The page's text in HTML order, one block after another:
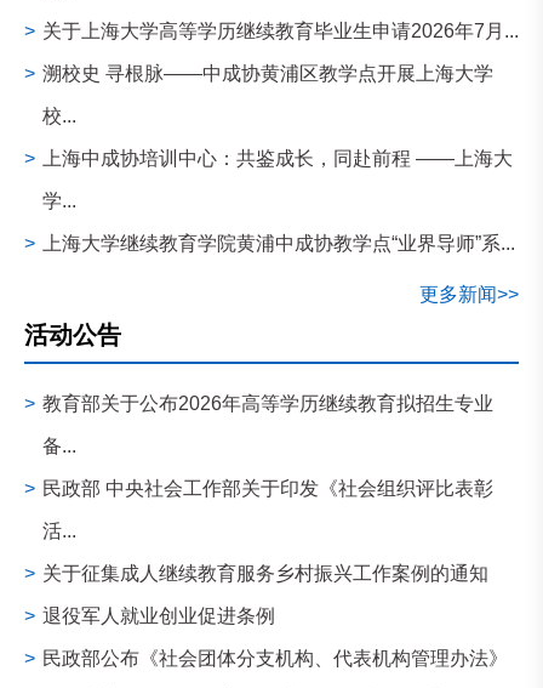
> 关于上海大学高等学历继续教育毕业生申请2026年7月...
> 溯校史 寻根脉——中成协黄浦区教学点开展上海大学
校...
> 上海中成协培训中心：共鉴成长，同赴前程 ——上海大
学...
> 上海大学继续教育学院黄浦中成协教学点“业界导师”系...
更多新闻>>
活动公告
> 教育部关于公布2026年高等学历继续教育拟招生专业
备...
> 民政部 中央社会工作部关于印发《社会组织评比表彰
活...
> 关于征集成人继续教育服务乡村振兴工作案例的通知
> 退役军人就业创业促进条例
> 民政部公布《社会团体分支机构、代表机构管理办法》